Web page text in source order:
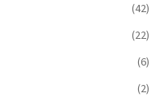
(42)
(22)
(6)
(2)